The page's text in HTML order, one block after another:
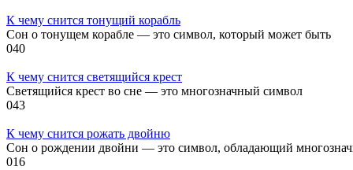
К чему снится тонущий корабль
Сон о тонущем корабле — это символ, который может быть
040
К чему снится светящийся крест
Светящийся крест во сне — это многозначный символ
043
К чему снится рожать двойню
Сон о рождении двойни — это символ, обладающий
016